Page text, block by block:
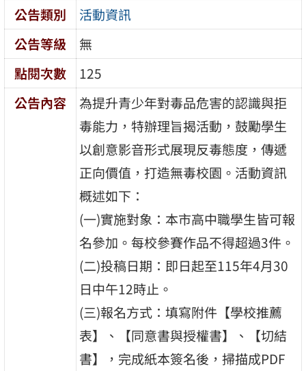
公告類別
活動資訊
公告等級
無
點閱次數
125
公告內容
為提升青少年對毒品危害的認識與拒
毒能力，特辦理旨揭活動，鼓勵學生
以創意影音形式展現反毒態度，傳遞
正向價值，打造無毒校園。活動資訊
概述如下：
(一)實施對象：本市高中職學生皆可報
名參加。每校參賽作品不得超過3件。
(二)投稿日期：即日起至115年4月30
日中午12時止。
(三)報名方式：填寫附件【學校推薦
表】、【同意書與授權書】、【切結
書】，完成紙本簽名後，掃描成PDF